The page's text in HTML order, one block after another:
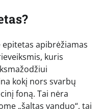
apibrėžiamas
kuris
kokį nors svarbų
foną. Tai nėra
„šaltas vanduo“, tai